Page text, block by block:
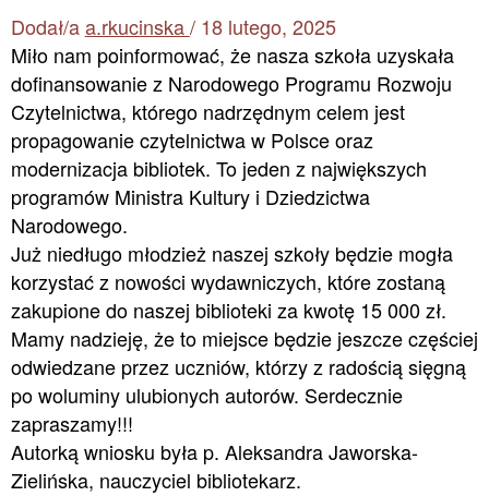
Dodał/a a.rkucinska/ 18 lutego, 2025
Miło nam poinformować, że nasza szkoła uzyskała
dofinansowanie z Narodowego Programu Rozwoju
Czytelnictwa, którego nadrzędnym celem jest
propagowanie czytelnictwa w Polsce oraz
modernizacja bibliotek. To jeden z największych
programów Ministra Kultury i Dziedzictwa
Narodowego.
Już niedługo młodzież naszej szkoły będzie mogła
korzystać z nowości wydawniczych, które zostaną
zakupione do naszej biblioteki za kwotę 15 000 zł.
Mamy nadzieję, że to miejsce będzie jeszcze częściej
odwiedzane przez uczniów, którzy z radością sięgną
po woluminy ulubionych autorów. Serdecznie
zapraszamy!!!
Autorką wniosku była p. Aleksandra Jaworska-
Zielińska, nauczyciel bibliotekarz.